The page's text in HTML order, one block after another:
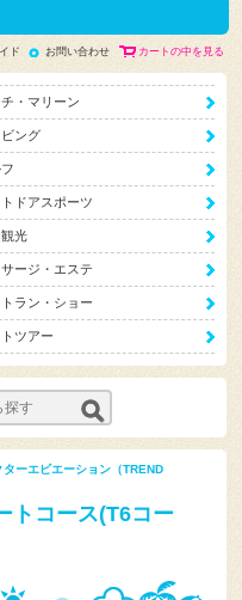
ド お問い合わせ カートの中を見る
チ・マリーン
ング
ドアスポーツ
光
ージ・エステ
ラン・ショー
ツアー
ーエビエーション（TREND
トコース(T6コー